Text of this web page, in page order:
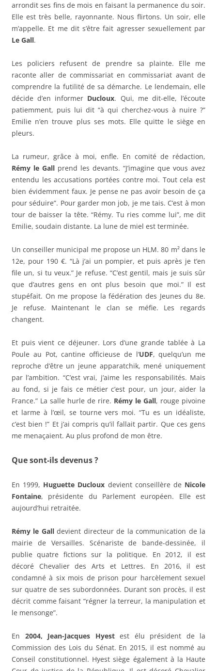
arrondit ses fins de mois en faisant la permanence du soir.
Elle est très belle, rayonnante. Nous flirtons. Un soir, elle
m’appelle. Et me dit s’être fait agresser sexuellement par
Le Gall.
Les policiers refusent de prendre sa plainte. Elle me
raconte aller de commissariat en commissariat avant de
comprendre la futilité de sa démarche. Le lendemain, elle
décide d’en informer Ducloux. Qui, me dit-elle, l’écoute
patiemment, puis lui dit “à qui cherchez-vous à nuire ?”
Emilie n’en trouve plus ses mots. Elle quitte le siège en
pleurs.
La rumeur, grâce à moi, enfle. En comité de rédaction,
Rémy le Gall prend les devants. “J’imagine que vous avez
entendu les accusations portées contre moi. Tout cela est
bien évidemment faux. Je pense ne pas avoir besoin de ça
pour séduire”. Pour garder mon job, je me tais. C’est à mon
tour de baisser la tête. “Rémy. Tu ries comme lui”, me dit
Emilie, soudain distante. La lune de miel est terminée.
Un conseiller municipal me propose un HLM. 80 m² dans le
12e, pour 190 €. “Là j’ai un pompier, et puis après je t’en
file un, si tu veux.” Je refuse. “C’est gentil, mais je suis sûr
que d’autres gens en ont plus besoin que moi.” Il est
stupéfait. On me propose la fédération des Jeunes du 8e.
Je refuse. Maintenant le clan se méfie. Les regards
changent.
Et puis vient ce déjeuner. Lors d’une grande tablée à La
Poule au Pot, cantine officieuse de l’UDF, quelqu’un me
reproche d’être un jeune apparatchik, mené uniquement
par l’ambition. “C’est vrai, j’aime les responsabilités. Mais
au fond, si je fais ce métier c’est pour, un jour, aider la
France.” La salle hurle de rire. Rémy le Gall, rouge pivoine
et larme à l’œil, se tourne vers moi. “Tu es un idéaliste,
c’est bien !” Et j’ai compris qu’il fallait partir. Que ces gens
me menaçaient. Au plus profond de mon être.
Que sont-ils devenus ?
En 1999, Huguette Ducloux devient conseillère de Nicole
Fontaine, présidente du Parlement européen. Elle est
aujourd’hui retraitée.
Rémy le Galldevient directeur de la communication de la
mairie de Versailles. Scénariste de bande-dessinée, il
publie quatre fictions sur la politique. En 2012, il est
décoré Chevalier des Arts et Lettres. En 2016, il est
condamné à six mois de prison pour harcèlement sexuel
sur quatre de ses subordonnées. Durant son procès, il est
décrit comme faisant “régner la terreur, la manipulation et
le mensonge”.
En 2004, Jean-Jacques Hyestest élu président de la
Commission des Lois du Sénat. En 2015, il est nommé au
Conseil constitutionnel. Hyest siège également à la Haute